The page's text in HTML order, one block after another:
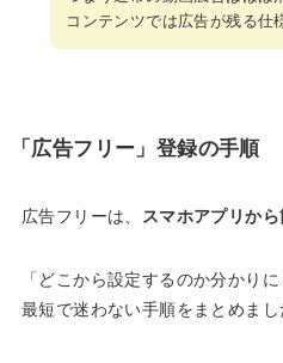
コンテンツでは広告が残る仕
「広告フリー」登録の手順
広告フリーは、 スマホアプリから
「どこから設定するのか分かり
最短で迷わない手順をまとめまし